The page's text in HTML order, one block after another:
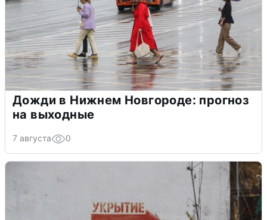
Дожди в Нижнем Новгороде: прогноз
на выходные
7 августа 0